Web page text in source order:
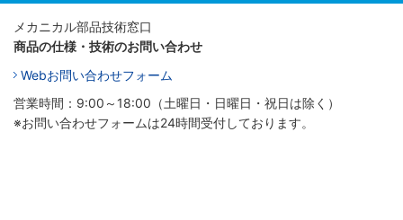
メカニカル部品技術窓口
商品の仕様・技術のお問い合わせ
Webお問い合わせフォーム
営業時間：9:00～18:00（土曜日・日曜日・祝日は除く）
※お問い合わせフォームは24時間受付しております。